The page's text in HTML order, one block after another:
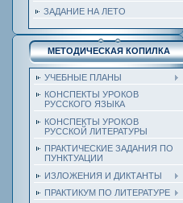
ЗАДАНИЕ НА ЛЕТО
МЕТОДИЧЕСКАЯ КОПИЛКА
УЧЕБНЫЕ ПЛАНЫ
КОНСПЕКТЫ УРОКОВ
РУССКОГО ЯЗЫКА
КОНСПЕКТЫ УРОКОВ
РУССКОЙ ЛИТЕРАТУРЫ
ПРАКТИЧЕСКИЕ ЗАДАНИЯ ПО
ПУНКТУАЦИИ
ИЗЛОЖЕНИЯ И ДИКТАНТЫ
ПРАКТИКУМ ПО ЛИТЕРАТУРЕ